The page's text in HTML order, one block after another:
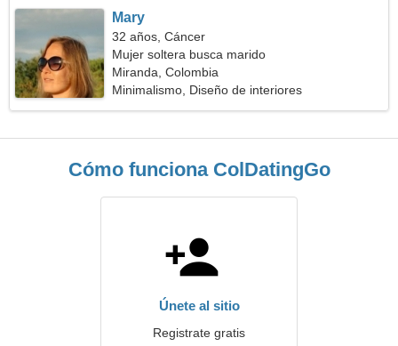
Mary
32 años, Cáncer
Mujer soltera busca marido
Miranda, Colombia
Minimalismo, Diseño de interiores
Cómo funciona ColDatingGo
Únete al sitio
Registrate gratis